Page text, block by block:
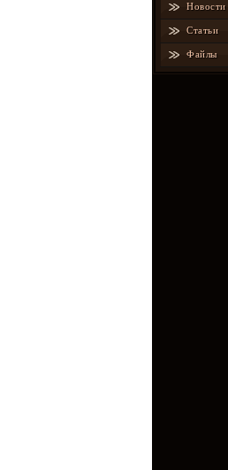
Новости
Статьи
Файлы